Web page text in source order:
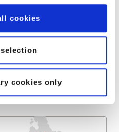
cookies
cookies only